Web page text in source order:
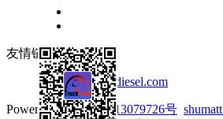
友情链接
www.testbenchdiesel.com
Powered by粤ICP备13079726号 shumatt